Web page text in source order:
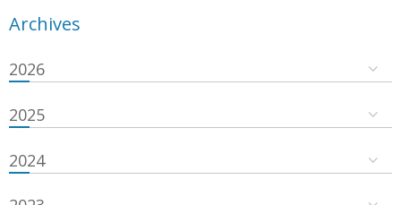
Archives
2026
2025
2024